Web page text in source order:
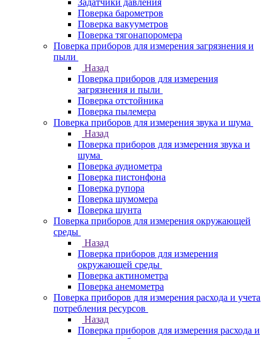
Задатчики давления
Поверка барометров
Поверка вакууметров
Поверка тягонапоромера
Поверка приборов для измерения загрязнения и
пыли
Назад
Поверка приборов для измерения
загрязнения и пыли
Поверка отстойника
Поверка пылемера
Поверка приборов для измерения звука и шума
Назад
Поверка приборов для измерения звука и
шума
Поверка аудиометра
Поверка пистонфона
Поверка рупора
Поверка шумомера
Поверка шунта
Поверка приборов для измерения окружающей
среды
Назад
Поверка приборов для измерения
окружающей среды
Поверка актинометра
Поверка анемометра
Поверка приборов для измерения расхода и учета
потребления ресурсов
Назад
Поверка приборов для измерения расхода и